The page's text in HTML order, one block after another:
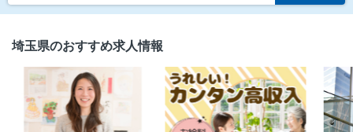
埼玉県のおすすめ求人情報